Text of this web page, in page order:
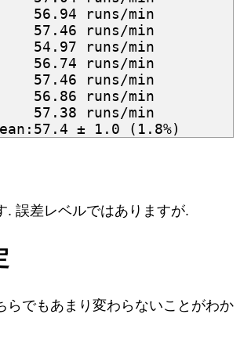
. 誤差レベルではありますが.
らでもあまり変わらないことがわか